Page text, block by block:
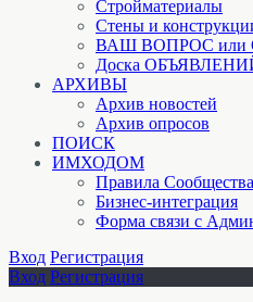
Стройматериалы
Стены и
ВАШ ВОПРОС или
Доска
АРХИВЫ
Архив новостей
Архив опросов
ПОИСК
ИМХОДОМ
Правила Сообщества
Бизнес-интеграция
Форма связи с
Вход Регистрация
Вход Регистрация